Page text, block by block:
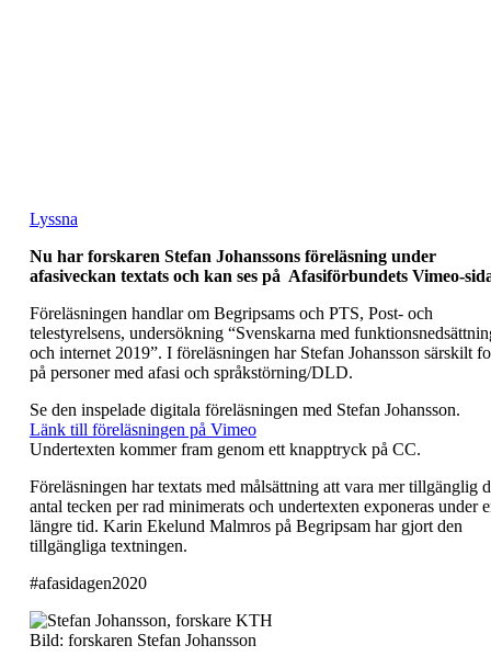
Lyssna
Nu har forskaren Stefan Johanssons föreläsning under
afasiveckan textats och kan ses på Afasiförbundets Vimeo-
Föreläsningen handlar om Begripsams och PTS, Post- och
telestyrelsens, undersökning “Svenskarna med
och internet 2019”. I föreläsningen har Stefan Johansson särskilt
på personer med afasi och språkstörning/DLD.
Se den inspelade digitala föreläsningen med Stefan Johansson.
Länk till föreläsningen på Vimeo
Undertexten kommer fram genom ett knapptryck på CC.
Föreläsningen har textats med målsättning att vara mer tillgänglig
antal tecken per rad minimerats och undertexten exponeras under
längre tid. Karin Ekelund Malmros på Begripsam har gjort den
tillgängliga textningen.
#afasidagen2020
Bild: forskaren Stefan Johansson